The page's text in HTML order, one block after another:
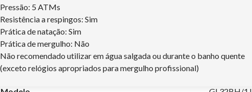
Pressão: 5 ATMs
Resistência a respingos: Sim
Prática de natação: Sim
Prática de mergulho: Não
Não recomendado utilizar em água salgada ou durante o banho quente
(exceto relógios apropriados para mergulho profissional)